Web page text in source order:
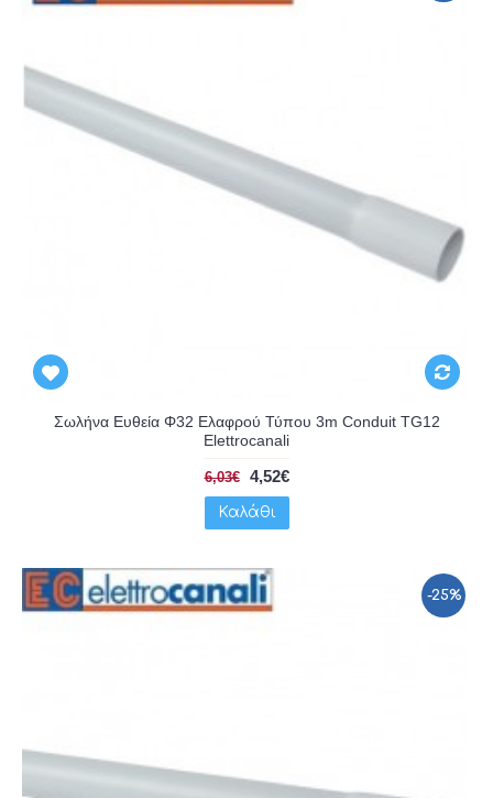
Σωλήνα Ευθεία Φ32 Ελαφρού Τύπου 3m Conduit TG12
Elettrocanali
6,03€ 4,52€
Καλάθι
-25%